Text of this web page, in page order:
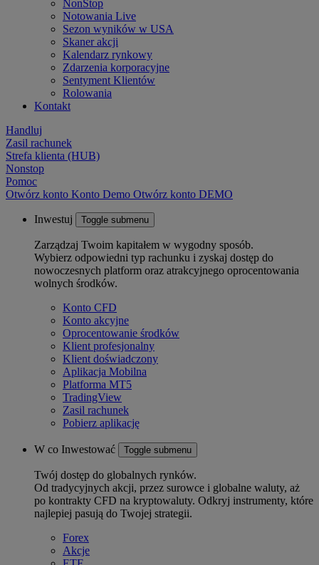
NonStop
Notowania Live
Sezon wyników w USA
Skaner akcji
Kalendarz rynkowy
Zdarzenia korporacyjne
Sentyment Klientów
Rolowania
Kontakt
Handluj
Zasil rachunek
Strefa klienta (HUB)
Nonstop
Pomoc
Otwórz konto Konto Demo Otwórz konto DEMO
Inwestuj Toggle submenu
Zarządzaj Twoim kapitałem w wygodny sposób.
Wybierz odpowiedni typ rachunku i zyskaj dostęp do
nowoczesnych platform oraz atrakcyjnego oprocentowania
wolnych środków.
Konto CFD
Konto akcyjne
Oprocentowanie środków
Klient profesjonalny
Klient doświadczony
Aplikacja Mobilna
Platforma MT5
TradingView
Zasil rachunek
Pobierz aplikację
W co Inwestować Toggle submenu
Twój dostęp do globalnych rynków.
Od tradycyjnych akcji, przez surowce i globalne waluty, aż
po kontrakty CFD na kryptowaluty. Odkryj instrumenty, które
najlepiej pasują do Twojej strategii.
Forex
Akcje